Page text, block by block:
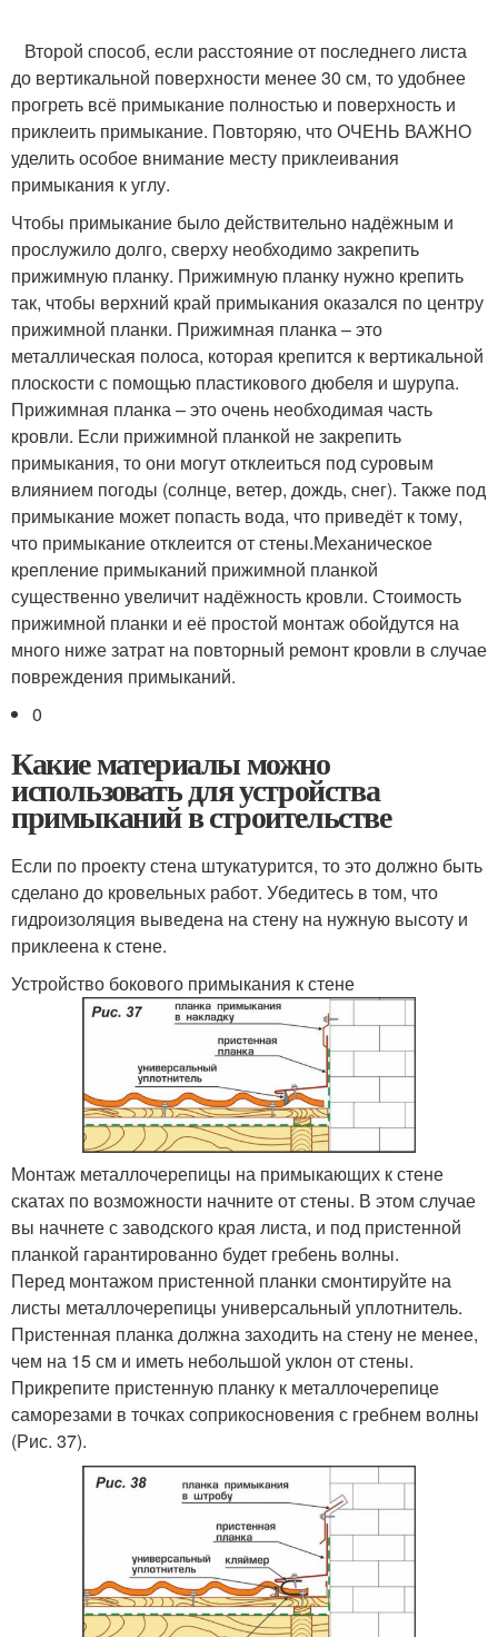
Второй способ, если расстояние от последнего листа
до вертикальной поверхности менее 30 см, то удобнее
прогреть всё примыкание полностью и поверхность и
приклеить примыкание. Повторяю, что ОЧЕНЬ ВАЖНО
уделить особое внимание месту приклеивания
примыкания к углу.
Чтобы примыкание было действительно надёжным и
прослужило долго, сверху необходимо закрепить
прижимную планку. Прижимную планку нужно крепить
так, чтобы верхний край примыкания оказался по центру
прижимной планки. Прижимная планка – это
металлическая полоса, которая крепится к вертикальной
плоскости с помощью пластикового дюбеля и шурупа.
Прижимная планка – это очень необходимая часть
кровли. Если прижимной планкой не закрепить
примыкания, то они могут отклеиться под суровым
влиянием погоды (солнце, ветер, дождь, снег). Также под
примыкание может попасть вода, что приведёт к тому,
что примыкание отклеится от стены.Механическое
крепление примыканий прижимной планкой
существенно увеличит надёжность кровли. Стоимость
прижимной планки и её простой монтаж обойдутся на
много ниже затрат на повторный ремонт кровли в случае
повреждения примыканий.
0
Какие материалы можно
использовать для устройства
примыканий в строительстве
Если по проекту стена штукатурится, то это должно быть
сделано до кровельных работ. Убедитесь в том, что
гидроизоляция выведена на стену на нужную высоту и
приклеена к стене.
Устройство бокового примыкания к стене
Монтаж металлочерепицы на примыкаю­щих к стене
скатах по возможности начните от стены. В этом случае
вы начнете с заводского края листа, и под пристенной
планкой гарантированно будет гребень волны.
Перед монтажом пристенной планки смонтируйте на
листы металлочерепицы универсальный уплотни­тель.
Пристенная планка должна заходить на стену не менее,
чем на 15 см и иметь небольшой уклон от стены.
Прикрепите пристенную планку к металлочерепице
саморезами в точках со­прикосновения с гребнем волны
(Рис. 37).